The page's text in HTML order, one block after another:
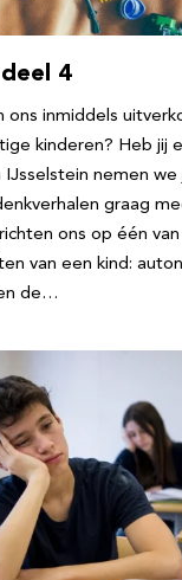
4
ons inmiddels
kinderen? Heb jij
nemen
graag
ons op één
van een kind:
de…